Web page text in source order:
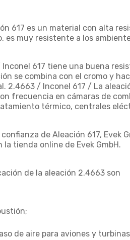
617 es un material con alta
es muy resistente a los
617 tiene una buena
se combina con el cromo y
2.4663 / Inconel 617 / La
frecuencia en cámaras de
térmico, centrales
de Aleación 617,
la tienda online de Evek GmbH.
de la aleación 2.4663 son
de aire para aviones y